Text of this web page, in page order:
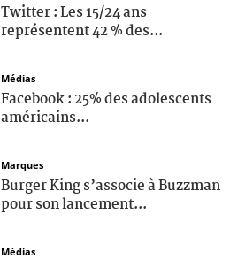
Twitter : Les 15/24 ans
représentent 42 % des...
Médias
Facebook : 25% des adolescents
américains...
Marques
Burger King s’associe à Buzzman
pour son lancement...
Médias